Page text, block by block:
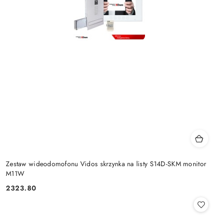
Zestaw wideodomofonu Vidos skrzynka na listy S14D-SKM monitor
M11W
Cena:
2323.80